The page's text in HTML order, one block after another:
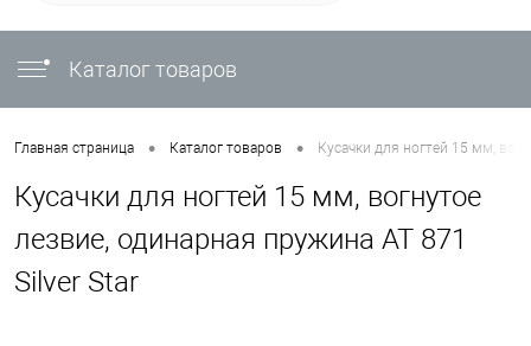
Каталог товаров
Главная страница • Каталог товаров • Кусачки для ногтей 15 мм,
Кусачки для ногтей 15 мм, вогнутое
лезвие, одинарная пружина АТ 871
Silver Star